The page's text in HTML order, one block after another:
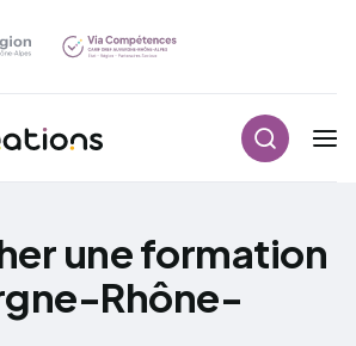
Navigation principale
une formation
Rhône-